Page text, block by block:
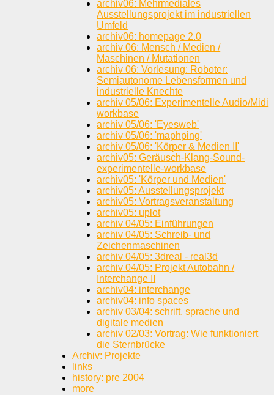
archiv06: Mehrmediales
Ausstellungsprojekt im industriellen
Umfeld
archiv06: homepage 2.0
archiv 06: Mensch / Medien /
Maschinen / Mutationen
archiv 06: Vorlesung: Roboter:
Semiautonome Lebensformen und
industrielle Knechte
archiv 05/06: Experimentelle Audio/Midi
workbase
archiv 05/06: 'Eyesweb'
archiv 05/06: 'maphping'
archiv 05/06: 'Körper & Medien II'
archiv05: Geräusch-Klang-Sound-
experimentelle-workbase
archiv05: 'Körper und Medien'
archiv05: Ausstellungsprojekt
archiv05: Vortragsveranstaltung
archiv05: uplot
archiv 04/05: Einführungen
archiv 04/05: Schreib- und
Zeichenmaschinen
archiv 04/05: 3dreal - real3d
archiv 04/05: Projekt Autobahn /
Interchange II
archiv04: interchange
archiv04: info spaces
archiv 03/04: schrift, sprache und
digitale medien
archiv 02/03: Vortrag: Wie funktioniert
die Sternbrücke
Archiv: Projekte
links
history: pre 2004
more